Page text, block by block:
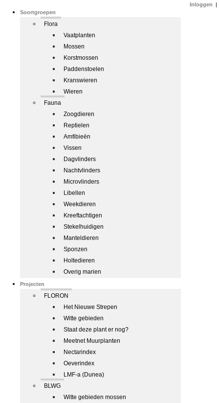
Soortgroepen
Flora
Vaatplanten
Mossen
Korstmossen
Paddenstoelen
Kranswieren
Wieren
Fauna
Zoogdieren
Reptielen
Amfibieën
Vissen
Dagvlinders
Nachtvlinders
Microvlinders
Libellen
Weekdieren
Kreeftachtigen
Stekelhuidigen
Manteldieren
Sponzen
Holtedieren
Overig marien
Projecten
FLORON
Het Nieuwe Strepen
Witte gebieden
Staat deze plant er nog?
Meetnet Muurplanten
Nectarindex
Oeverindex
LMF-a (Dunea)
BLWG
Witte gebieden mossen
Inloggen |